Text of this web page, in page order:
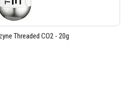
Threaded CO2 - 20g